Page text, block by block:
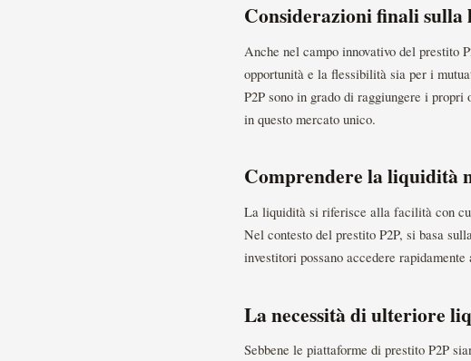
Considerazioni finali
Anche nel campo innovativo del prestito
opportunità e la flessibilità sia per i
P2P sono in grado di raggiungere i
in questo mercato unico.
Comprendere la liquidità
La liquidità si riferisce alla facilità con
Nel contesto del prestito P2P, si basa
investitori possano accedere
La necessità di ulteriore
Sebbene le piattaforme di prestito P2P